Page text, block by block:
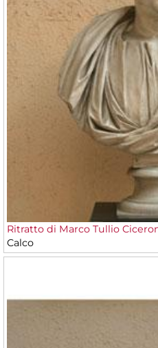
Ritratto di Marco Tullio
Calco